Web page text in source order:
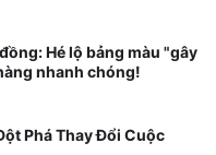
Hé lộ bảng màu "gây
nhanh chóng!
Phá Thay Đổi Cuộc